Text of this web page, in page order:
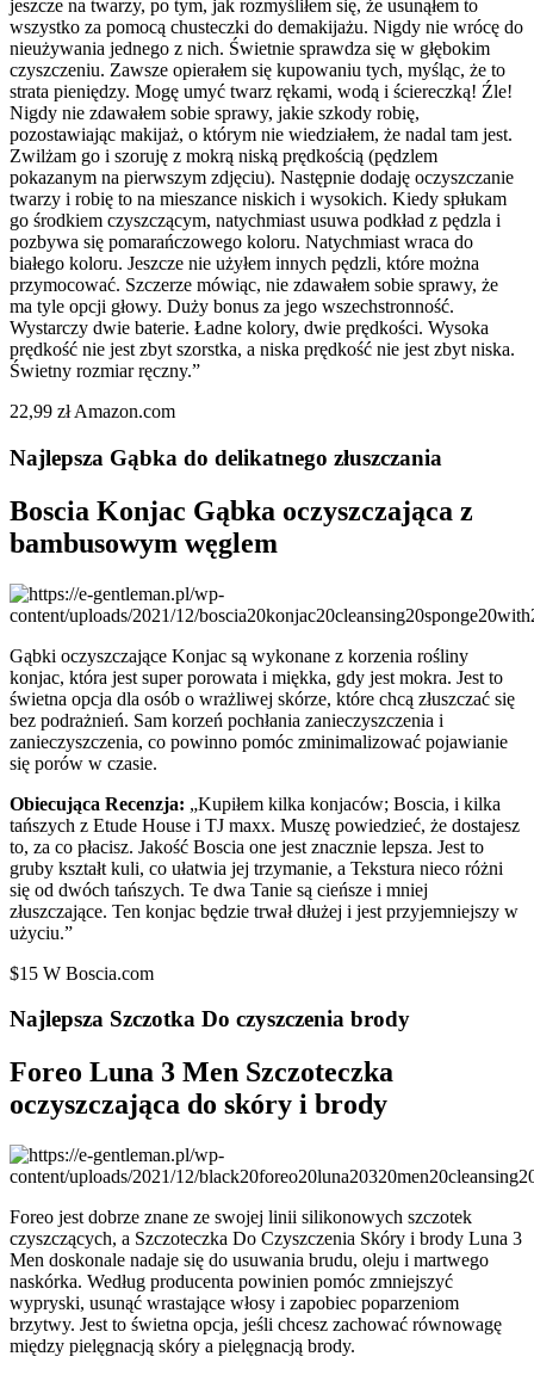
jeszcze na twarzy, po tym, jak rozmyśliłem się, że usunąłem to
wszystko za pomocą chusteczki do demakijażu. Nigdy nie wrócę do
nieużywania jednego z nich. Świetnie sprawdza się w głębokim
czyszczeniu. Zawsze opierałem się kupowaniu tych, myśląc, że to
strata pieniędzy. Mogę umyć twarz rękami, wodą i ściereczką! Źle!
Nigdy nie zdawałem sobie sprawy, jakie szkody robię,
pozostawiając makijaż, o którym nie wiedziałem, że nadal tam jest.
Zwilżam go i szoruję z mokrą niską prędkością (pędzlem
pokazanym na pierwszym zdjęciu). Następnie dodaję oczyszczanie
twarzy i robię to na mieszance niskich i wysokich. Kiedy spłukam
go środkiem czyszczącym, natychmiast usuwa podkład z pędzla i
pozbywa się pomarańczowego koloru. Natychmiast wraca do
białego koloru. Jeszcze nie użyłem innych pędzli, które można
przymocować. Szczerze mówiąc, nie zdawałem sobie sprawy, że
ma tyle opcji głowy. Duży bonus za jego wszechstronność.
Wystarczy dwie baterie. Ładne kolory, dwie prędkości. Wysoka
prędkość nie jest zbyt szorstka, a niska prędkość nie jest zbyt niska.
Świetny rozmiar ręczny.”
22,99 zł Amazon.com
Najlepsza Gąbka do delikatnego złuszczania
Boscia Konjac Gąbka oczyszczająca z
bambusowym węglem
Gąbki oczyszczające Konjac są wykonane z korzenia rośliny
konjac, która jest super porowata i miękka, gdy jest mokra. Jest to
świetna opcja dla osób o wrażliwej skórze, które chcą złuszczać się
bez podrażnień. Sam korzeń pochłania zanieczyszczenia i
zanieczyszczenia, co powinno pomóc zminimalizować pojawianie
się porów w czasie.
Obiecująca Recenzja: „Kupiłem kilka konjaców; Boscia, i kilka
tańszych z Etude House i TJ maxx. Muszę powiedzieć, że dostajesz
to, za co płacisz. Jakość Boscia one jest znacznie lepsza. Jest to
gruby kształt kuli, co ułatwia jej trzymanie, a Tekstura nieco różni
się od dwóch tańszych. Te dwa Tanie są cieńsze i mniej
złuszczające. Ten konjac będzie trwał dłużej i jest przyjemniejszy w
użyciu.”
$15 W Boscia.com
Najlepsza Szczotka Do czyszczenia brody
Foreo Luna 3 Men Szczoteczka
oczyszczająca do skóry i brody
Foreo jest dobrze znane ze swojej linii silikonowych szczotek
czyszczących, a Szczoteczka Do Czyszczenia Skóry i brody Luna 3
Men doskonale nadaje się do usuwania brudu, oleju i martwego
naskórka. Według producenta powinien pomóc zmniejszyć
wypryski, usunąć wrastające włosy i zapobiec poparzeniom
brzytwy. Jest to świetna opcja, jeśli chcesz zachować równowagę
między pielęgnacją skóry a pielęgnacją brody.